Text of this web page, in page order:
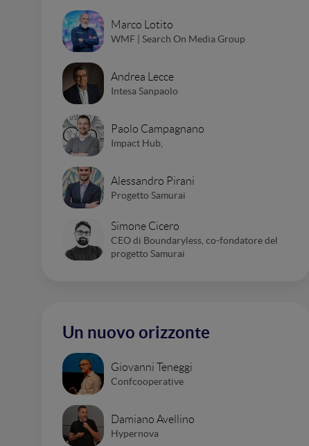
Marco Lotito
WMF | Search On Media Group
Andrea Lecce
Intesa Sanpaolo
Paolo Campagnano
Impact Hub,
Alessandro Pirani
Progetto Samurai
Simone Cicero
CEO di Boundaryless, co-fondatore del
progetto Samurai
Un nuovo orizzonte
Giovanni Teneggi
Confcooperative
Damiano Avellino
Hypernova